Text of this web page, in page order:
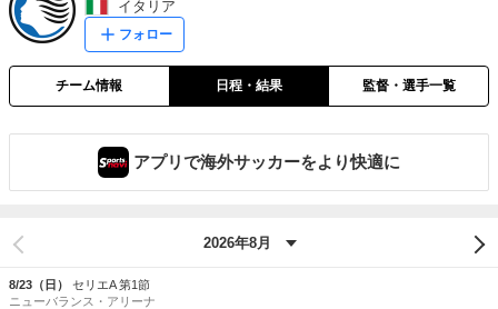
イタリア
フォロー
チーム情報 日程・結果 監督・選手一覧
アプリで海外サッカーをより快適に
8/23（日）
セリエA 第1節
ニューバランス・アリーナ